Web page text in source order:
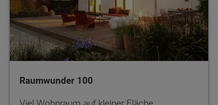
Raumwunder 100